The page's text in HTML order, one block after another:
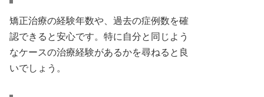
矯正治療の経験年数や、過去の症例数を確
認できると安心です。特に自分と同じよう
なケースの治療経験があるかを尋ねると良
いでしょう。